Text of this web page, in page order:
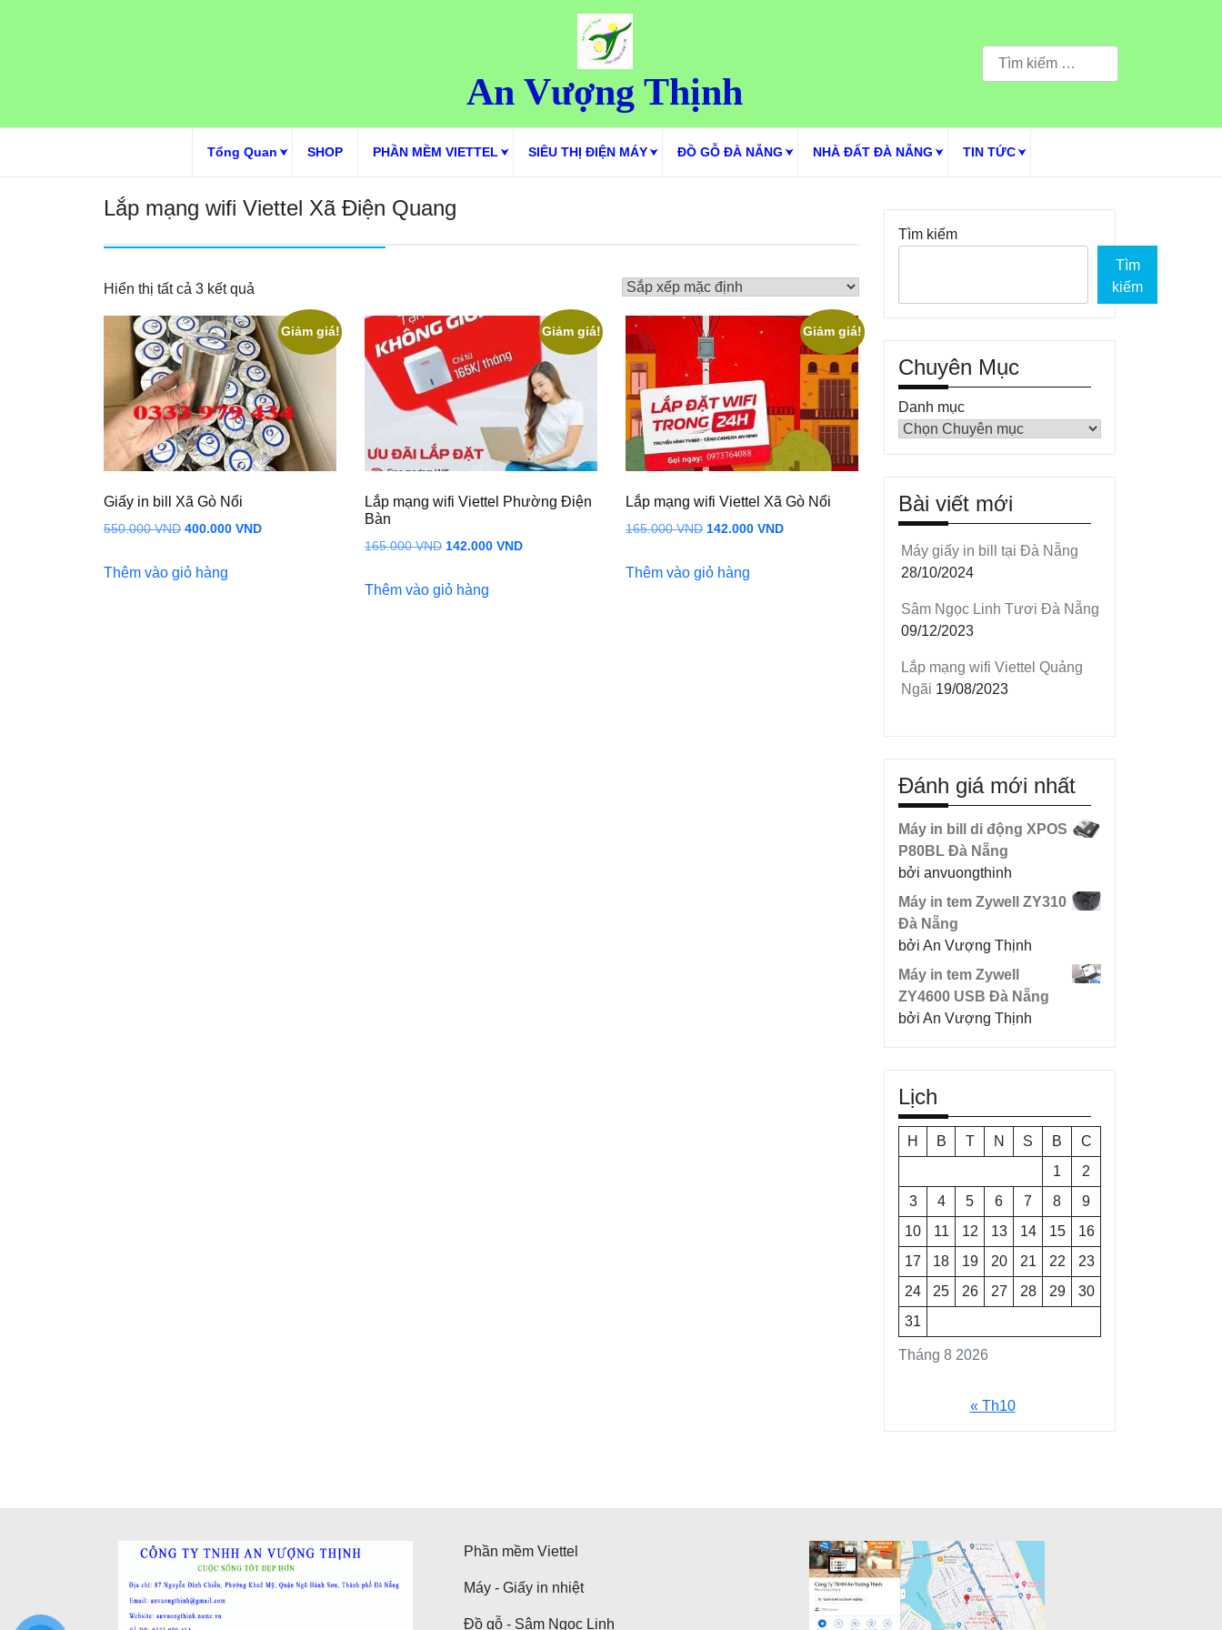
An Vượng Thịnh
Tìm
kiếm
Tổng Quan SHOP PHẦN MỀM VIETTEL SIÊU THỊ ĐIỆN MÁY ĐỒ GỖ ĐÀ NẴNG NHÀ ĐẤT ĐÀ NẴNG TIN TỨC
Lắp mạng wifi Viettel Xã Điện Quang
Hiển thị tất cả 3 kết quả
Giảm giá!
Giấy in bill Xã Gò Nổi
550.000VND Giá
là:
400.000 VNDGiá
Thêm vào giỏ hàng
Giảm giá!
Lắp mạng wifi Viettel Phường Điện
Bàn
165.000VND Giá
là:
142.000VNDGiá
Thêm vào giỏ hàng
Giảm giá!
Lắp mạng wifi Viettel Xã Gò Nổi
165.000VND Giá
là:
142.000VNDGiá
Thêm vào giỏ hàng
Tìm kiếm
Tìm
kiếm
Chuyên Mục
Danh mục
Bài viết mới
Máy giấy in bill tại Đà Nẵng
28/10/2024
Sâm Ngọc Linh Tươi Đà Nẵng
09/12/2023
Lắp mạng wifi Viettel Quảng
Ngãi 19/08/2023
Đánh giá mới nhất
Máy in bill di động XPOS
P80BL Đà Nẵng
bởi anvuongthinh
Máy in tem Zywell ZY310
Đà Nẵng
bởi An Vượng Thịnh
Máy in tem Zywell
ZY4600 USB Đà Nẵng
bởi An Vượng Thịnh
Lịch
Tháng 8 2026
H B T N S B
C
1
2
3
4 5 6 7 8
9
10
11 12 13 14 15
16
17
18 19 20 21 22
23
24
25 26 27 28 29
30
31
« Th10
Phần mềm Viettel
Máy - Giấy in nhiệt
Đồ gỗ - Sâm Ngọc Linh